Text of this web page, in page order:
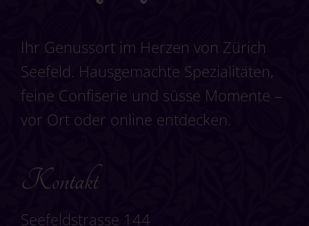
Ihr Genussort im Herzen von Zürich
Seefeld. Hausgemachte Spezialitäten,
feine Confiserie und süsse Momente –
vor Ort oder online entdecken.
Kontakt
Seefeldstrasse 144